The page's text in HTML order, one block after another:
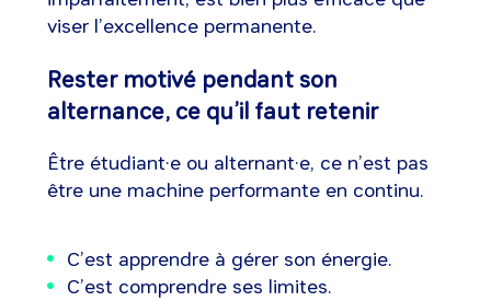
viser l’excellence permanente.
Rester motivé pendant son
alternance, ce qu’il faut retenir
Être étudiant·e ou alternant·e, ce n’est pas
être une machine performante en continu.
C’est apprendre à gérer son énergie.
C’est comprendre ses limites.